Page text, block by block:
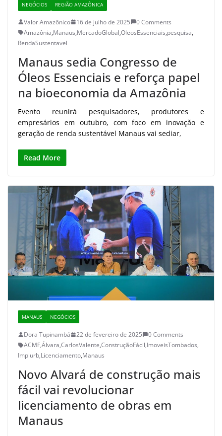
NEGÓCIOS REGIÃO AMAZÔNICA
Valor Amazônico 16 de julho de 2025
0 Comments
Amazônia,Manaus,MercadoGlobal,OleosEssenciais,pesquisa,
RendaSustentavel
Manaus sedia Congresso de
Óleos Essenciais e reforça papel
na bioeconomia da Amazônia
Evento reunirá pesquisadores, produtores e
empresários em outubro, com foco em inovação e
geração de renda sustentável Manaus vai sediar,
Read More
MANAUS NEGÓCIOS
Dora Tupinambá 22 de fevereiro de 2025
0 Comments
ACMF,Álvara,CarlosValente,ConstruçãoFácil,ImoveisTombados,
Implurb,Licenciamento,Manaus
Novo Alvará de construção mais
fácil vai revolucionar
licenciamento de obras em
Manaus